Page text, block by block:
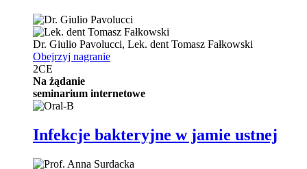
Dr. Giulio Pavolucci, Lek. dent Tomasz Fałkowski
Obejrzyj nagranie
2CE
Na żądanie
seminarium internetowe
Infekcje bakteryjne w jamie ustnej